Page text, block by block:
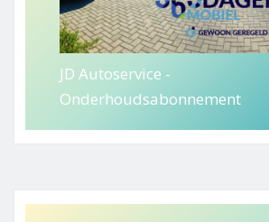
JD Autoservice -
Onderhoudsabonnement